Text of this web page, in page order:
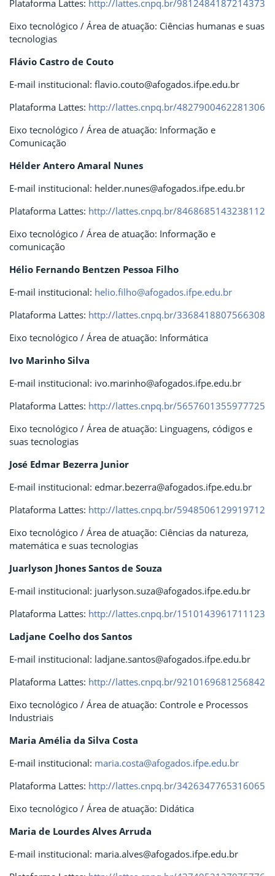
Plataforma Lattes: http://lattes.cnpq.br/9812484187214373
Eixo tecnológico / Área de atuação: Ciências humanas e suas
tecnologias
Flávio Castro de Couto
E-mail institucional: flavio.couto@afogados.ifpe.edu.br
Plataforma Lattes: http://lattes.cnpq.br/4827900462281306
Eixo tecnológico / Área de atuação: Informação e
Comunicação
Hélder Antero Amaral Nunes
E-mail institucional: helder.nunes@afogados.ifpe.edu.br
Plataforma Lattes: http://lattes.cnpq.br/8468685143238112
Eixo tecnológico / Área de atuação: Informação e
comunicação
Hélio Fernando Bentzen Pessoa Filho
E-mail institucional: helio.filho@afogados.ifpe.edu.br
Plataforma Lattes: http://lattes.cnpq.br/3368418807566308
Eixo tecnológico / Área de atuação: Informática
Ivo Marinho Silva
E-mail institucional: ivo.marinho@afogados.ifpe.edu.br
Plataforma Lattes: http://lattes.cnpq.br/5657601355977725
Eixo tecnológico / Área de atuação: Linguagens, códigos e
suas tecnologias
José Edmar Bezerra Junior
E-mail institucional: edmar.bezerra@afogados.ifpe.edu.br
Plataforma Lattes: http://lattes.cnpq.br/5948506129919712
Eixo tecnológico / Área de atuação: Ciências da natureza,
matemática e suas tecnologias
Juarlyson Jhones Santos de Souza
E-mail institucional: juarlyson.suza@afogados.ifpe.edu.br
Plataforma Lattes: http://lattes.cnpq.br/1510143961711123
Ladjane Coelho dos Santos
E-mail institucional: ladjane.santos@afogados.ifpe.edu.br
Plataforma Lattes: http://lattes.cnpq.br/9210169681256842
Eixo tecnológico / Área de atuação: Controle e Processos
Industriais
Maria Amélia da Silva Costa
E-mail institucional: maria.costa@afogados.ifpe.edu.br
Plataforma Lattes: http://lattes.cnpq.br/3426347765316065
Eixo tecnológico / Área de atuação: Didática
Maria de Lourdes Alves Arruda
E-mail institucional: maria.alves@afogados.ifpe.edu.br